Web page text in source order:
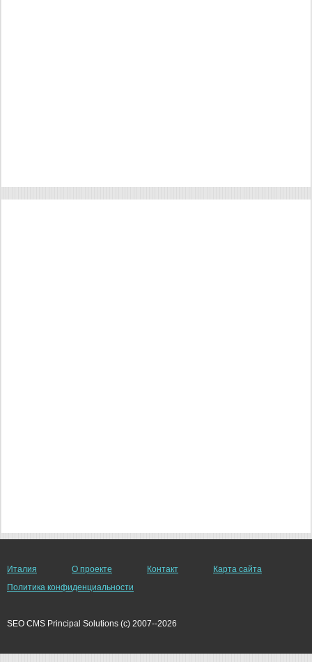
Италия О проекте Контакт
Карта сайта
Политика конфиденциальности
SEO CMS Principal Solutions (c) 2007--2026